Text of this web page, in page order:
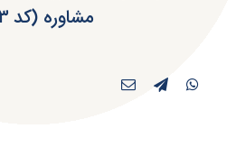
مشاوره (کد ۱۱۴۳)